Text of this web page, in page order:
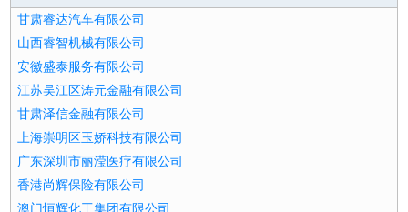
甘肃睿达汽车有限公司
山西睿智机械有限公司
安徽盛泰服务有限公司
江苏吴江区涛元金融有限公司
甘肃泽信金融有限公司
上海崇明区玉娇科技有限公司
广东深圳市丽滢医疗有限公司
香港尚辉保险有限公司
澳门恒辉化工集团有限公司